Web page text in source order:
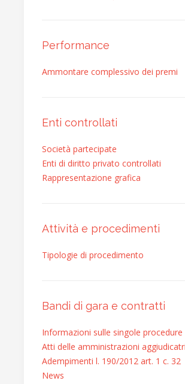
Performance
Ammontare complessivo dei premi
Enti controllati
Società partecipate
Enti di diritto privato controllati
Rappresentazione grafica
Attività e procedimenti
Tipologie di procedimento
Bandi di gara e contratti
Informazioni sulle singole
Atti delle amministrazioni
Adempimenti l. 190/2012 art. 1 c. 32
News